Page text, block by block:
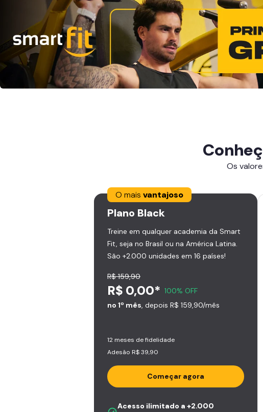
Os
O mais vantajoso
Plano Black
Treine em qualquer academia da Smart
Fit, seja no Brasil ou na América Latina.
São +2.000 unidades em 16 países!
R$ 159,90
R$ 0,00* 100% OFF
no 1º mês , depois R$ 159,90/mês
12 meses de fidelidade
Adesão R$ 39,90
Começar agora
Acesso ilimitado a +2.000